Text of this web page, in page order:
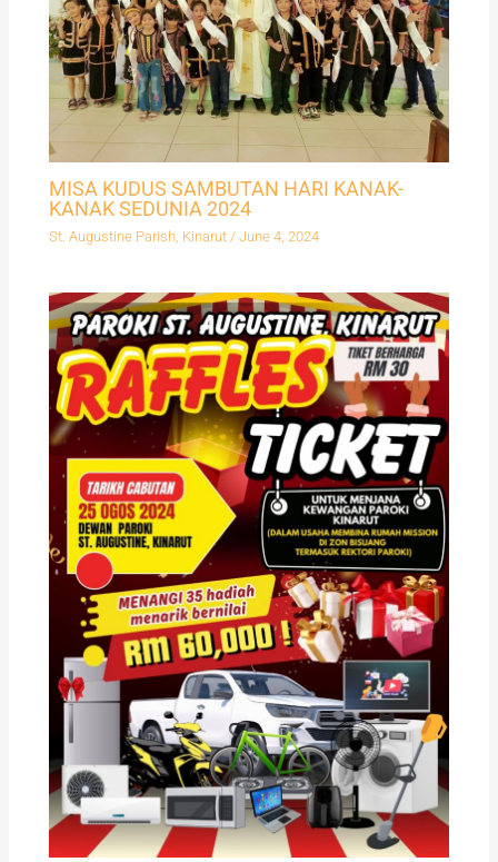
MISA KUDUS SAMBUTAN HARI KANAK-
KANAK SEDUNIA 2024
St. Augustine Parish, Kinarut /June 4, 2024